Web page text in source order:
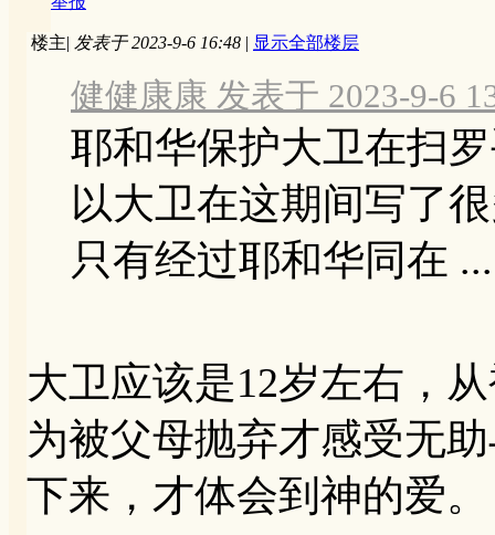
楼主| 发表于 2023-9-6 16:48 | 显示全部楼层
健健康康 发表于 2023-9-6
耶和华保护大卫在扫
以大卫在这期间写了
只有经过耶和华同在 ...
大卫应该是12岁左右，
为被父母抛弃才感受无
下来，才体会到神的爱。